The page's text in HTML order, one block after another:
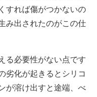
すれば傷がつかないの
み出されたのがこの仕
る必要性がない点です
劣化が起きるとシリコ
が溶け出すと途端、べ